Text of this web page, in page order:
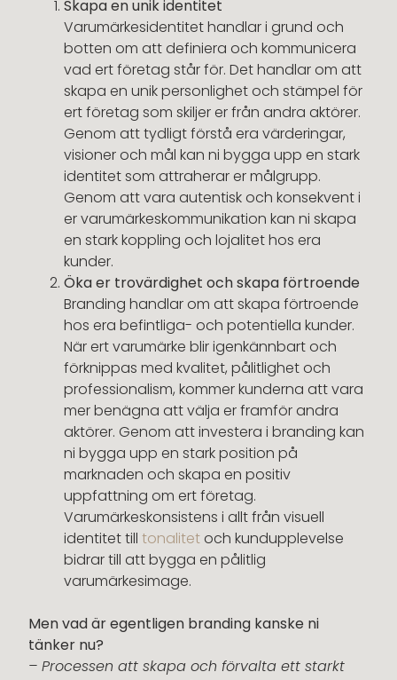
Skapa en unik identitet
Varumärkesidentitet handlar i grund och
botten om att definiera och kommunicera
vad ert företag står för. Det handlar om att
skapa en unik personlighet och stämpel för
ert företag som skiljer er från andra aktörer.
Genom att tydligt förstå era värderingar,
visioner och mål kan ni bygga upp en stark
identitet som attraherar er målgrupp.
Genom att vara autentisk och konsekvent i
er varumärkeskommunikation kan ni skapa
en stark koppling och lojalitet hos era
kunder.
Öka er trovärdighet och skapa förtroende
Branding handlar om att skapa förtroende
hos era befintliga- och potentiella kunder.
När ert varumärke blir igenkännbart och
förknippas med kvalitet, pålitlighet och
professionalism, kommer kunderna att vara
mer benägna att välja er framför andra
aktörer. Genom att investera i branding kan
ni bygga upp en stark position på
marknaden och skapa en positiv
uppfattning om ert företag.
Varumärkeskonsistens i allt från visuell
identitet tilltonalitetoch kundupplevelse
bidrar till att bygga en pålitlig
varumärkesimage.
Men vad är egentligen branding kanske ni
tänker nu?
– Processen att skapa och förvalta ett starkt